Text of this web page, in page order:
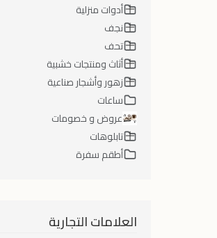
أدوات منزلية
نجف
تحف
أثاث ومنتجات خشبية
زهور وأشجار صناعية
ساعات
عروض و خصومات
تابلوهات
أطقم سفرة
العلامات التجارية